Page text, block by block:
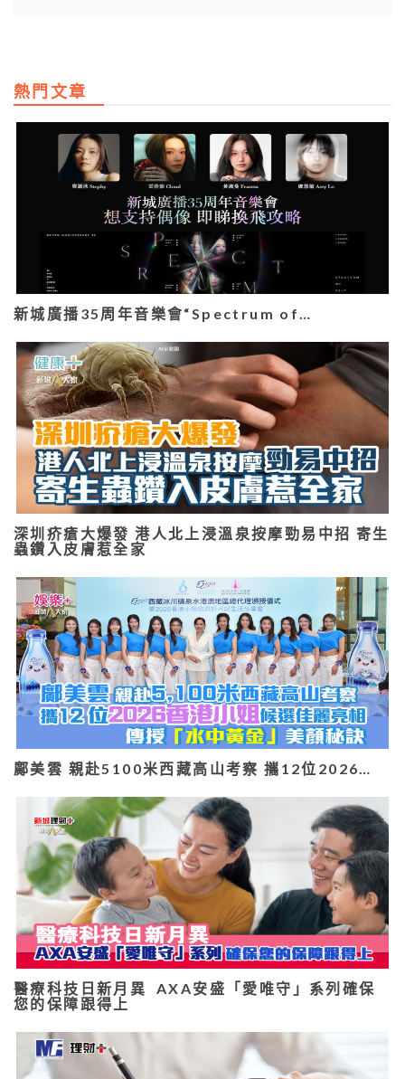
熱門文章
新城廣播35周年音樂會“Spectrum of…
深圳疥瘡大爆發 港人北上浸溫泉按摩勁易中招 寄生
蟲鑽入皮膚惹全家
鄺美雲 親赴5100米西藏高山考察 攜12位2026…
醫療科技日新月異 AXA安盛「愛唯守」系列確保
您的保障跟得上